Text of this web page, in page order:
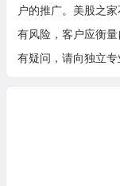
户的推广。美股之
有风险，客户应衡
有疑问，请向独立专